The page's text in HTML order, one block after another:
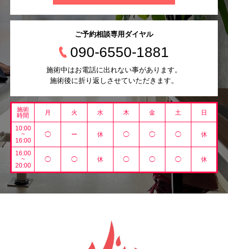
ご予約相談専用ダイヤル
090-6550-1881
施術中はお電話に出れない事があります。
施術後に折り返しさせていただきます。
施術
時間
月 火 水 木 金 土 日
10:00
~
16:00
◯ ー 休 ◯ ◯ ◯ 休
16:00
~
20:00
◯ ◯ 休 ◯ ◯ ◯ 休